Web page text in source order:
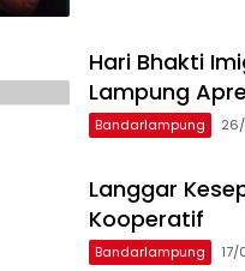
Hari Bhakti
Lampung
Bandarlampung
Langgar
Kooperatif
Bandarlampung